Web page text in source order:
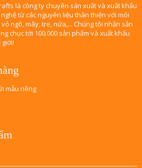
là công ty chuyên sản xuất và xuất khẩu
từ các nguyên liệu thân thiện với môi
ngô, mây, tre, nứa,... Chúng tôi nhận sản
chục tới 100.000 sản phẩm và xuất khẩu
mẫu riêng